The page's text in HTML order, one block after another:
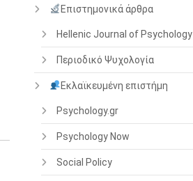
Επιστημονικά άρθρα
Hellenic Journal of Psychology
Περιοδικό Ψυχολογία
Εκλαϊκευμένη επιστήμη
Psychology.gr
Psychology Now
Social Policy